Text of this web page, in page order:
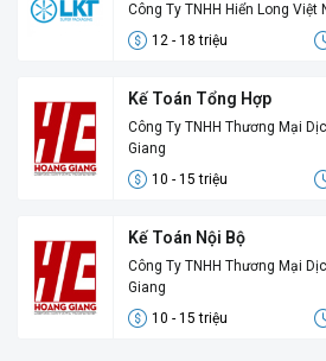
Công Ty TNHH Hiển Long Việt
12 - 18 triệu
Kế Toán Tổng Hợp
Công Ty TNHH Thương Mại
Giang
10 - 15 triệu
Kế Toán Nội Bộ
Công Ty TNHH Thương Mại
Giang
10 - 15 triệu